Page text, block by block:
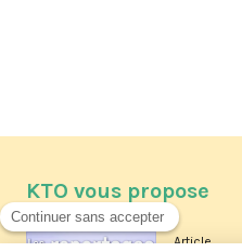
KTO vous propose
Article